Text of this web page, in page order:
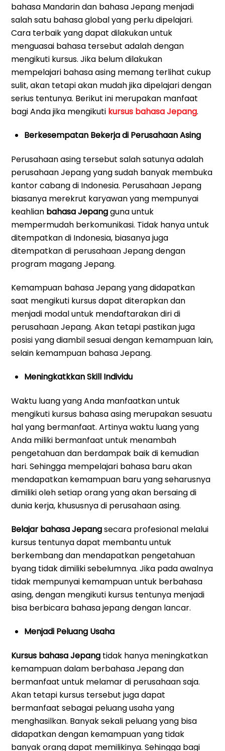
bahasa Mandarin dan bahasa Jepang menjadi
salah satu bahasa global yang perlu dipelajari.
Cara terbaik yang dapat dilakukan untuk
menguasai bahasa tersebut adalah dengan
mengikuti kursus. Jika belum dilakukan
mempelajari bahasa asing memang terlihat cukup
sulit, akan tetapi akan mudah jika dipelajari dengan
serius tentunya. Berikut ini merupakan manfaat
bagi Anda jika mengikuti kursus bahasa Jepang.
Berkesempatan Bekerja di Perusahaan Asing
Perusahaan asing tersebut salah satunya adalah
perusahaan Jepang yang sudah banyak membuka
kantor cabang di Indonesia. Perusahaan Jepang
biasanya merekrut karyawan yang mempunyai
keahlian bahasa Jepangguna untuk
mempermudah berkomunikasi. Tidak hanya untuk
ditempatkan di Indonesia, biasanya juga
ditempatkan di perusahaan Jepang dengan
program magang Jepang.
Kemampuan bahasa Jepang yang didapatkan
saat mengikuti kursus dapat diterapkan dan
menjadi modal untuk mendaftarakan diri di
perusahaan Jepang. Akan tetapi pastikan juga
posisi yang diambil sesuai dengan kemampuan lain,
selain kemampuan bahasa Jepang.
Meningkatkkan Skill Individu
Waktu luang yang Anda manfaatkan untuk
mengikuti kursus bahasa asing merupakan sesuatu
hal yang bermanfaat. Artinya waktu luang yang
Anda miliki bermanfaat untuk menambah
pengetahuan dan berdampak baik di kemudian
hari. Sehingga mempelajari bahasa baru akan
mendapatkan kemampuan baru yang seharusnya
dimiliki oleh setiap orang yang akan bersaing di
dunia kerja, khususnya di perusahaan asing.
Belajar bahasa Jepangsecara profesional melalui
kursus tentunya dapat membantu untuk
berkembang dan mendapatkan pengetahuan
byang tidak dimiliki sebelumnya. Jika pada awalnya
tidak mempunyai kemampuan untuk berbahasa
asing, dengan mengikuti kursus tentunya menjadi
bisa berbicara bahasa jepang dengan lancar.
Menjadi Peluang Usaha
Kursus bahasa Jepang tidak hanya meningkatkan
kemampuan dalam berbahasa Jepang dan
bermanfaat untuk melamar di perusahaan saja.
Akan tetapi kursus tersebut juga dapat
bermanfaat sebagai peluang usaha yang
menghasilkan. Banyak sekali peluang yang bisa
didapatkan dengan kemampuan yang tidak
banyak orang dapat memilikinya. Sehingga bagi